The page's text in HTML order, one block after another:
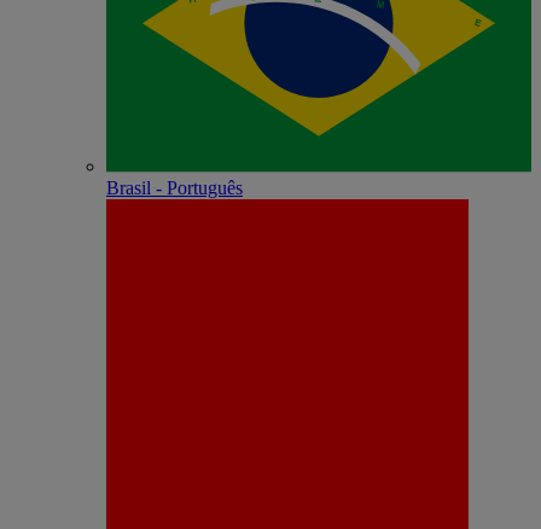
Brasil - Português